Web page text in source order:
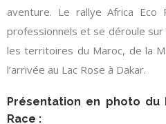
aventure. Le rallye Africa Eco
professionnels et se déroule
les territoires du Maroc, de la
l’arrivée au Lac Rose à Dakar.
Présentation en photo du
Race :